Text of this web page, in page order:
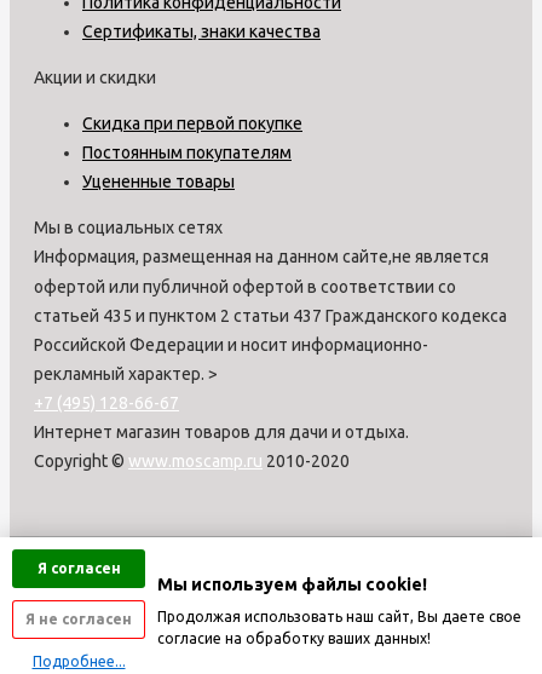
Я согласен
Я не согласен
Подробнее...
Мы используем файлы cookie!
Продолжая использовать наш сайт, Вы даете свое
согласие на обработку ваших данных!
Сертификаты, знаки качества
Акции и скидки
Скидка при первой покупке
Постоянным покупателям
Уцененные товары
Мы в социальных сетях
Информация, размещенная на данном сайте,не является
офертой или публичной офертой в соответствии со
статьей 435 и пунктом 2 статьи 437 Гражданского кодекса
Российской Федерации и носит информационно-
рекламный характер. >
+7 (495) 128-66-67
Интернет магазин товаров для дачи и отдыха.
Copyright © www.moscamp.ru 2010-2020